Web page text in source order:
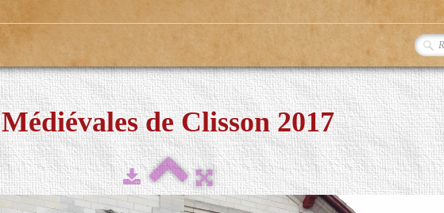
Médiévales de Clisson 2017